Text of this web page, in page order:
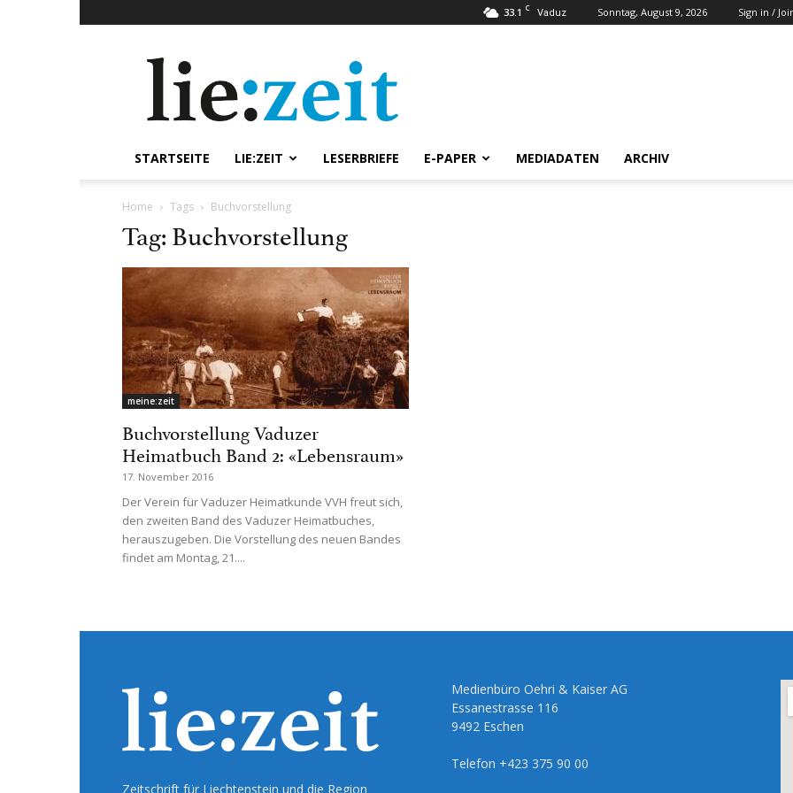
33.1 C Vaduz Sonntag, August 9, 2026 Sign in /
STARTSEITE LIE:ZEIT LESERBRIEFE E-PAPER MEDIADATEN ARCHIV
Home Tags Buchvorstellung
Tag: Buchvorstellung
meine:zeit
Buchvorstellung Vaduzer
Heimatbuch Band 2: «Lebensraum»
17. November 2016
Der Verein für Vaduzer Heimatkunde VVH freut sich,
den zweiten Band des Vaduzer Heimatbuches,
herauszugeben. Die Vorstellung des neuen Bandes
findet am Montag, 21....
Zeitschrift für Liechtenstein und die Region
Medienbüro Oehri & Kaiser AG
Essanestrasse 116
9492 Eschen
Telefon +423 375 90 00